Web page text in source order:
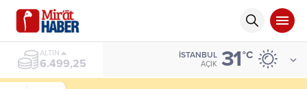
ALTIN
6.499,25
İSTANBUL
AÇIK 31°C